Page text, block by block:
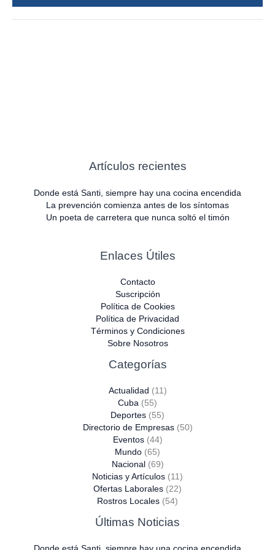
*
Artículos recientes
Donde está Santi, siempre hay una cocina encendida
La prevención comienza antes de los síntomas
Un poeta de carretera que nunca soltó el timón
Enlaces Útiles
Contacto
Suscripción
Política de Cookies
Política de Privacidad
Términos y Condiciones
Sobre Nosotros
Categorías
Actualidad (11)
Cuba (55)
Deportes (55)
Directorio de Empresas(50)
Eventos(44)
Mundo (65)
Nacional (69)
Noticias y Artículos (11)
Ofertas Laborales (22)
Rostros Locales (54)
Últimas Noticias